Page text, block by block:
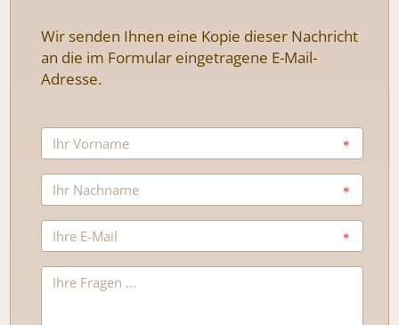
Wir senden Ihnen eine Kopie dieser Nachricht
an die im Formular eingetragene E-Mail-
Adresse.